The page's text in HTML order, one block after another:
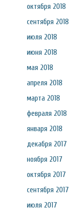
октября 2018
сентября 2018
июля 2018
июня 2018
мая 2018
апреля 2018
марта 2018
февраля 2018
января 2018
декабря 2017
ноября 2017
октября 2017
сентября 2017
июля 2017